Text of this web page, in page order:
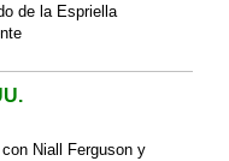
de la Espriella
Niall Ferguson y